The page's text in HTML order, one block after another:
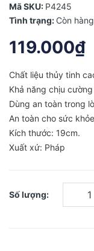
Mã SKU: P4245
Tình trạng: Còn hàng
119.000₫
Chất liệu thủy tinh
Khả năng chịu
Dùng an toàn trong
An toàn cho sức
Kích thước: 19cm.
Xuất xứ: Pháp
Số lượng: